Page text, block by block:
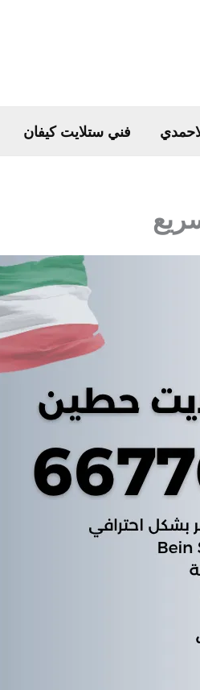
فني ستلايت كيفان